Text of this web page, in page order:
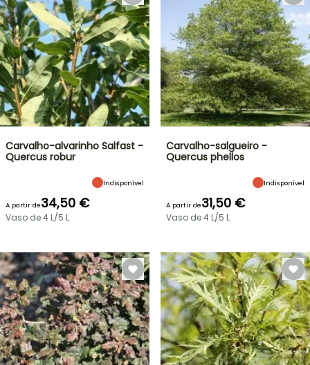
Carvalho-alvarinho Salfast -
Quercus robur
Indisponível
A partir de34,50 €
Vaso de 4 L/5 L
Carvalho-salgueiro -
Quercus phellos
Indisponível
A partir de31,50 €
Vaso de 4 L/5 L